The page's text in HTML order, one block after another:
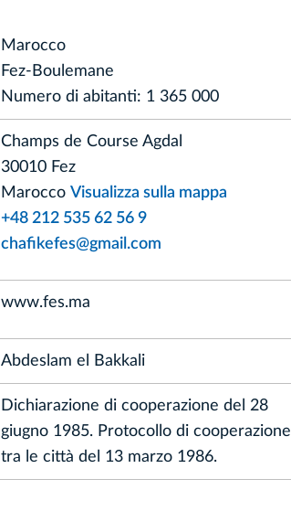
Marocco
Fez-Boulemane
Numero di abitanti: 1 365 000
Champs de Course Agdal
30010 Fez
Marocco Visualizza sulla mappa
+48 212 535 62 56 9
chafikefes@gmail.com
www.fes.ma
Abdeslam el Bakkali
Dichiarazione di cooperazione del 28
giugno 1985. Protocollo di cooperazione
tra le città del 13 marzo 1986.